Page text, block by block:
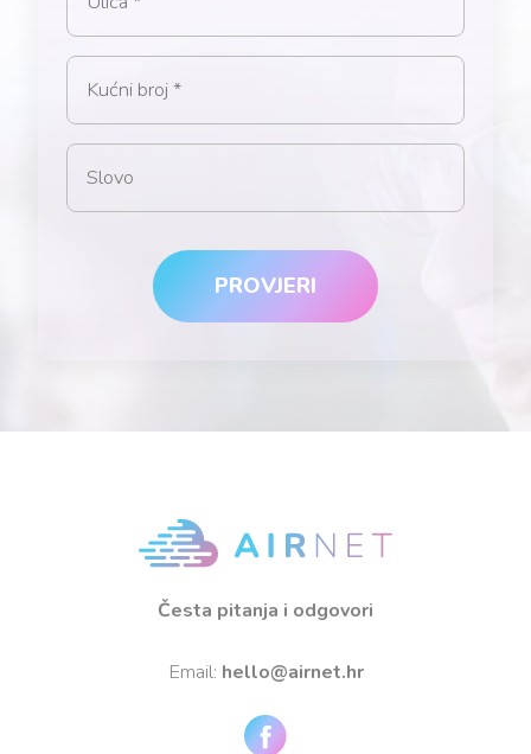
Kućni broj
Slovo
PROVJERI
Česta pitanja i odgovori
Email: hello@airnet.hr